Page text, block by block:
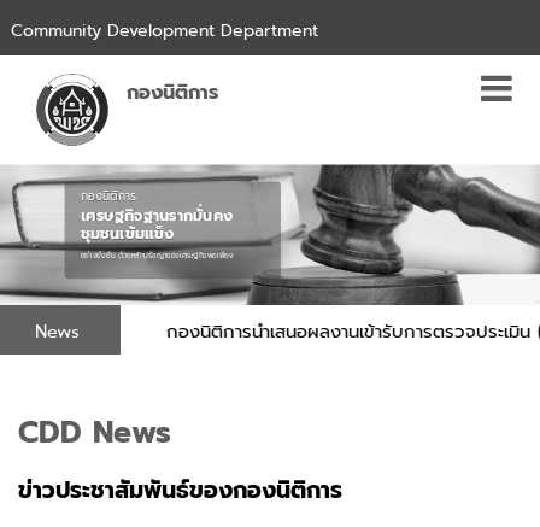
Community Development Department
กองนิติการ
กองนิติการ
เศรษฐกิจฐานรากมั่นคง
ชุมชนเข้มแข็ง
อย่างยั่งยืน ด้วยหลักปรัชญาของเศรษฐกิจพอเพียง
News
ที่ 8/2569 กองนิติการนำเสนอผลงานเข้ารับการตรวจประเ
CDD News
ข่าวประชาสัมพันธ์ของกองนิติการ